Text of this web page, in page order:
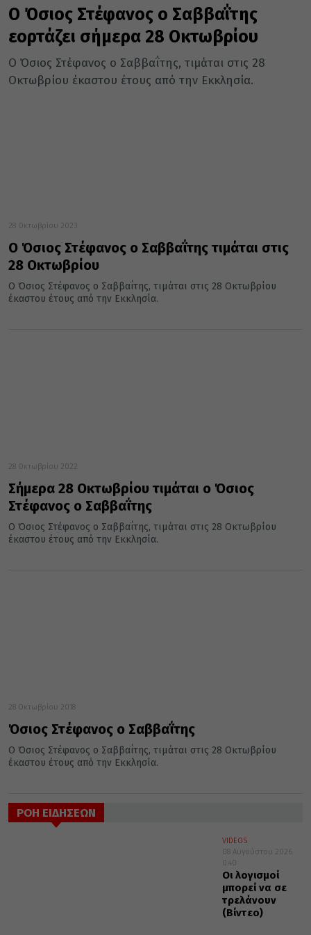
Ο Όσιος Στέφανος ο Σαββαΐτης
εορτάζει σήμερα 28 Οκτωβρίου
Ο Όσιος Στέφανος ο Σαββαΐτης, τιμάται στις 28
Οκτωβρίου έκαστου έτους από την Εκκλησία.
28 Οκτωβρίου 2023
Ο Όσιος Στέφανος ο Σαββαΐτης τιμάται στις
28 Οκτωβρίου
Ο Όσιος Στέφανος ο Σαββαΐτης, τιμάται στις 28 Οκτωβρίου
έκαστου έτους από την Εκκλησία.
28 Οκτωβρίου 2022
Σήμερα 28 Οκτωβρίου τιμάται ο Όσιος
Στέφανος ο Σαββαΐτης
Ο Όσιος Στέφανος ο Σαββαΐτης, τιμάται στις 28 Οκτωβρίου
έκαστου έτους από την Εκκλησία.
28 Οκτωβρίου 2018
Όσιος Στέφανος ο Σαββαΐτης
Ο Όσιος Στέφανος ο Σαββαΐτης, τιμάται στις 28 Οκτωβρίου
έκαστου έτους από την Εκκλησία.
ΡΟΗ ΕΙΔΗΣΕΩΝ
VIDEOS
08 Αυγούστου 2026
0:40
Οι λογισμοί
μπορεί να σε
τρελάνουν
(Βίντεο)